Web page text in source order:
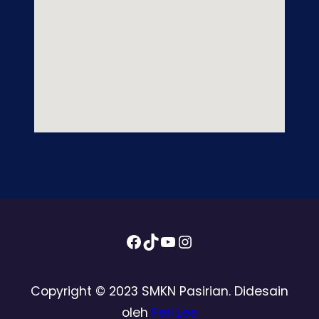
Facebook
TikTok
YouTube
Instagram
Copyright © 2023 SMKN Pasirian. Didesain
oleh Feri Lee